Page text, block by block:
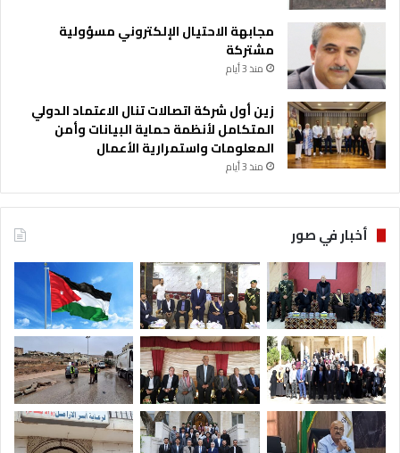
مجابهة الاحتيال الإلكتروني مسؤولية
مشتركة
منذ 3 أيام
زين أول شركة اتصالات تنال الاعتماد الدولي
المتكامل لأنظمة حماية البيانات وأمن
المعلومات واستمرارية الأعمال
منذ 3 أيام
أخبار في صور